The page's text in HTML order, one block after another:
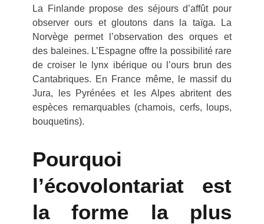
La Finlande propose des séjours d’affût pour
observer ours et gloutons dans la taïga. La
Norvège permet l’observation des orques et
des baleines. L’Espagne offre la possibilité rare
de croiser le lynx ibérique ou l’ours brun des
Cantabriques. En France même, le massif du
Jura, les Pyrénées et les Alpes abritent des
espèces remarquables (chamois, cerfs, loups,
bouquetins).
Pourquoi
l’écovolontariat est
la forme la plus